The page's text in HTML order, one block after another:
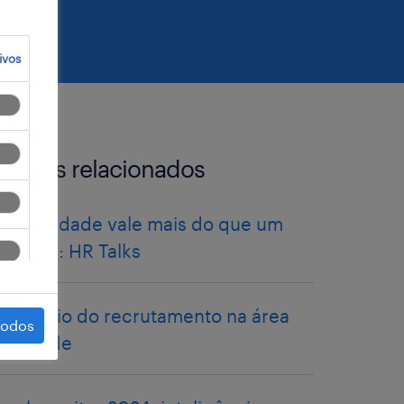
relacionados
vale mais do que um
HR Talks
o desafio do recrutamento na área
saúde